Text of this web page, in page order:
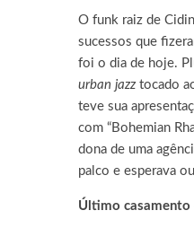
O funk raiz de
sucessos que
foi o dia de hoje.
urban jazztocado
teve sua
com “Bohemian
dona de uma
palco e esperava
Último